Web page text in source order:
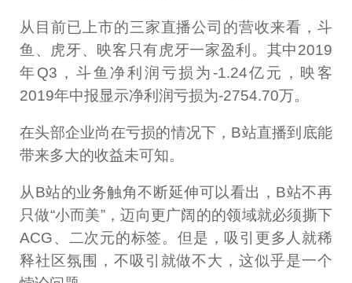
从目前已上市的三家直播公司的营收来看，斗
鱼、虎牙、映客只有虎牙一家盈利。其中2019
年Q3，斗鱼净利润亏损为-1.24亿元，映客
2019年中报显示净利润亏损为-2754.70万。
在头部企业尚在亏损的情况下，B站直播到底能
带来多大的收益未可知。
从B站的业务触角不断延伸可以看出，B站不再
只做“小而美”，迈向更广阔的的领域就必须撕下
ACG、二次元的标签。但是，吸引更多人就稀
释社区氛围，不吸引就做不大，这似乎是一个